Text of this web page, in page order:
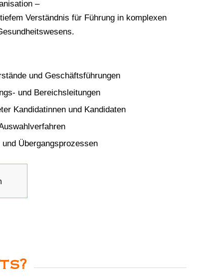
–
Verständnis für Führung in komplexen
und Geschäftsführungen
und Bereichsleitungen
Kandidatinnen und Kandidaten
Übergangsprozessen